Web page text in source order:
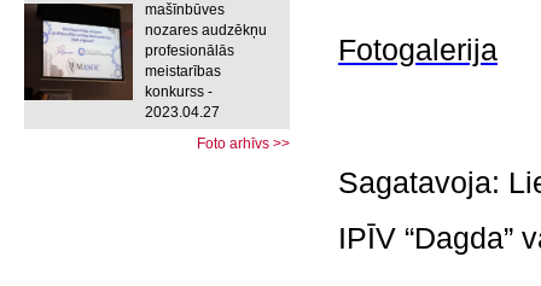
mašīnbūves
nozares audzēkņu
profesionālās
meistarības
konkurss -
2023.04.27
Foto arhīvs >>
Fotogalerija
Sagatavoja:
IPĪV “Dagda”